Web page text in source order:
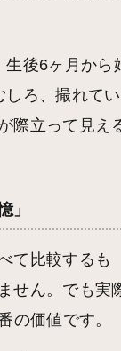
生後6ヶ月から
しろ、撮れてい
際立って見え
」
て比較するも
せん。でも実
の価値です。